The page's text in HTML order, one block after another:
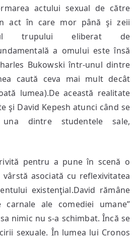
actului sexual de către
act în care mor până şi zeii
trupului eliberat de
a omului este însă
Bukowski într-unul dintre
caută ceva mai mult decât
lumea).De această realitate
şi David Kepesh atunci când se
dintre studentele sale,
pentru a pune în scenă o
asociată cu reflexivitatea
existenţial.David rămâne
carnale ale comediei umane”
nimic nu s-a schimbat. Încă se
sexuale. În lumea lui Cronos